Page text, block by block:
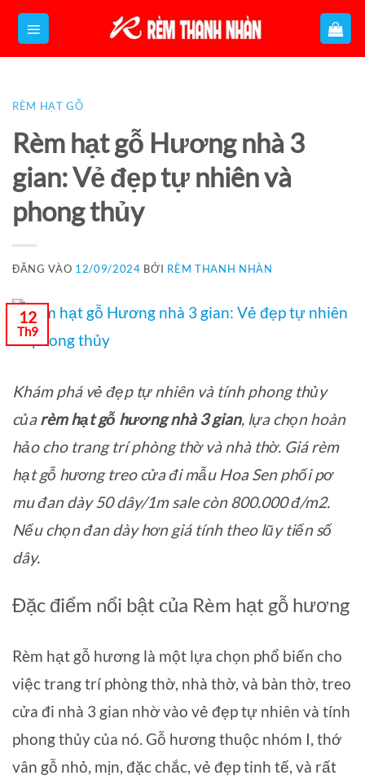
qua
dung
RÈM HẠT GỖ
Rèm hạt gỗ Hương nhà 3
gian: Vẻ đẹp tự nhiên và
phong thủy
ĐĂNG VÀO 12/09/2024 BỞI RÈM THANH NHÀN
12
Th9
Khám phá vẻ đẹp tự nhiên và tính phong thủy
củarèm hạt gỗ hương nhà 3 gian, lựa chọn hoàn
hảo cho trang trí phòng thờ và nhà thờ. Giá rèm
hạt gỗ hương treo cửa đi mẫu Hoa Sen phối pơ
mu đan dày 50 dây/1m sale còn 800.000 đ/m2.
Nếu chọn đan dày hơn giá tính theo lũy tiến số
dây.
Đặc điểm nổi bật của Rèm hạt gỗ hương
Rèm hạt gỗ hương là một lựa chọn phổ biến cho
việc trang trí phòng thờ, nhà thờ, và bàn thờ, treo
cửa đi nhà 3 gian nhờ vào vẻ đẹp tự nhiên và tính
phong thủy của nó. Gỗ hương thuộc nhóm I, thớ
vân gỗ nhỏ, mịn, đặc chắc, vẻ đẹp tinh tế, và rất